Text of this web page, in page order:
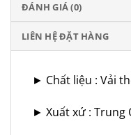
ĐÁNH GIÁ (0)
LIÊN HỆ ĐẶT HÀNG
► Chất liệu : Vải
► Xuất xứ : Trung